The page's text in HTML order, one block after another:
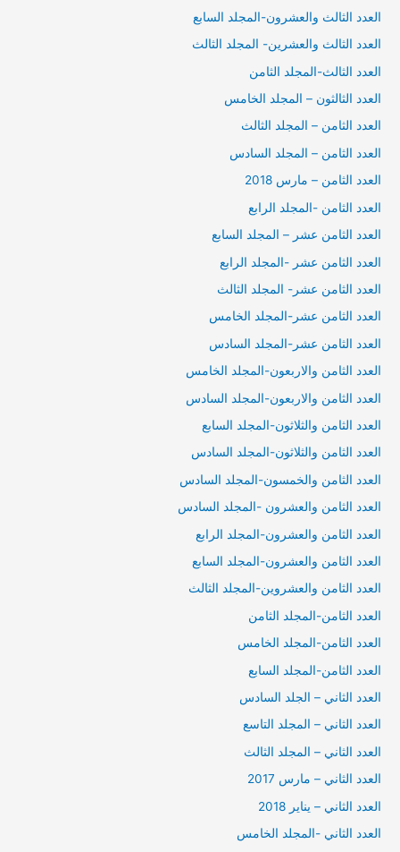
العدد الثالث والعشرون-المجلد السابع
العدد الثالث والعشرين- المجلد الثالث
العدد الثالث-المجلد الثامن
العدد الثالثون – المجلد الخامس
العدد الثامن – المجلد الثالث
العدد الثامن – المجلد السادس
العدد الثامن – مارس 2018
العدد الثامن -المجلد الرابع
العدد الثامن عشر – المجلد السابع
العدد الثامن عشر -المجلد الرابع
العدد الثامن عشر- المجلد الثالث
العدد الثامن عشر-المجلد الخامس
العدد الثامن عشر-المجلد السادس
العدد الثامن والاربعون-المجلد الخامس
العدد الثامن والاربعون-المجلد السادس
العدد الثامن والثلاثون-المجلد السابع
العدد الثامن والثلاثون-المجلد السادس
العدد الثامن والخمسون-المجلد السادس
العدد الثامن والعشرون -المجلد السادس
العدد الثامن والعشرون-المجلد الرابع
العدد الثامن والعشرون-المجلد السابع
العدد الثامن والعشروين-المجلد الثالث
العدد الثامن-المجلد الثامن
العدد الثامن-المجلد الخامس
العدد الثامن-المجلد السابع
العدد الثاني – الجلد السادس
العدد الثاني – المجلد التاسع
العدد الثاني – المجلد الثالث
العدد الثاني – مارس 2017
العدد الثاني – يناير 2018
العدد الثاني -المجلد الخامس